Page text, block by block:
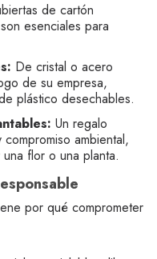
de cartón
esenciales para
De cristal o acero
de su empresa,
plástico desechables.
Un regalo
ambiental,
flor o una planta.
por qué comprometer